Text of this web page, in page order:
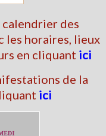
des
les horaires, lieux
en cliquant ici
de la
ici